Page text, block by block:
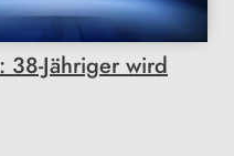
38-Jähriger wird